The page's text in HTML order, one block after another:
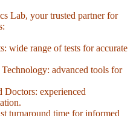
Lab, your trusted partner for
wide range of tests for accurate
advanced tools for
Doctors: experienced
turnaround time for informed